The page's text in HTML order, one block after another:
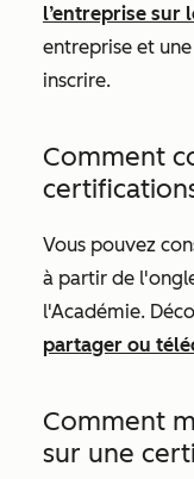
l’entreprise sur
entreprise et
inscrire.
Comment
Vous pouvez
à partir de
l'Académie.
partager ou
Comment
sur une